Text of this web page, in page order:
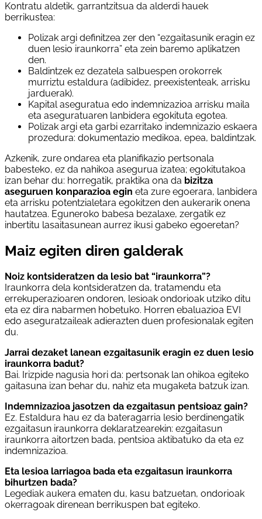
Kontratu aldetik, garrantzitsua da alderdi hauek
berrikustea:
Polizak argi definitzea zer den “ezgaitasunik eragin ez
duen lesio iraunkorra” eta zein baremo aplikatzen
den.
Baldintzek ez dezatela salbuespen orokorrek
murriztu estaldura (adibidez, preexistenteak, arrisku
jarduerak).
Kapital aseguratua edo indemnizazioa arrisku maila
eta aseguratuaren lanbidera egokituta egotea.
Polizak argi eta garbi ezarritako indemnizazio eskaera
prozedura: dokumentazio medikoa, epea, baldintzak.
Azkenik, zure ondarea eta planifikazio pertsonala
babesteko, ez da nahikoa asegurua izatea; egokitutakoa
izan behar du: horregatik, praktika ona da bizitza
aseguruen konparazioa egin eta zure egoerara, lanbidera
eta arrisku potentzialetara egokitzen den aukerarik onena
hautatzea. Eguneroko babesa bezalaxe, zergatik ez
inbertitu lasaitasunean aurrez ikusi gabeko egoeretan?
Maiz egiten diren galderak
Noiz kontsideratzen da lesio bat “iraunkorra”?
Iraunkorra dela kontsideratzen da, tratamendu eta
errekuperazioaren ondoren, lesioak ondorioak utziko ditu
eta ez dira nabarmen hobetuko. Horren ebaluazioa EVI
edo aseguratzaileak adierazten duen profesionalak egiten
du.
Jarrai dezaket lanean ezgaitasunik eragin ez duen lesio
iraunkorra badut?
Bai. Irizpide nagusia hori da: pertsonak lan ohikoa egiteko
gaitasuna izan behar du, nahiz eta mugaketa batzuk izan.
Indemnizazioa jasotzen da ezgaitasun pentsioaz gain?
Ez. Estaldura hau ez da bateragarria lesio berdinengatik
ezgaitasun iraunkorra deklaratzearekin: ezgaitasun
iraunkorra aitortzen bada, pentsioa aktibatuko da eta ez
indemnizazioa.
Eta lesioa larriagoa bada eta ezgaitasun iraunkorra
bihurtzen bada?
Legediak aukera ematen du, kasu batzuetan, ondorioak
okerragoak direnean berrikuspen bat egiteko.